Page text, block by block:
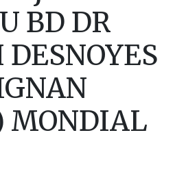
BD DR
DESNOYES
MONDIAL